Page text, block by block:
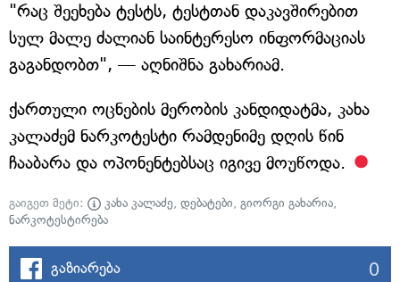
"რაც შეეხება ტესტს, ტესტთან დაკავშირებით
სულ მალე ძალიან საინტერესო ინფორმაციას
გაგანდობთ", — აღნიშნა გახარიამ.
ქართული ოცნების მერობის კანდიდატმა, კახა
კალაძემ ნარკოტესტი რამდენიმე დღის წინ
ჩააბარა და ოპონენტებსაც იგივე მოუწოდა.
გაიგეთ მეტი: კახა კალაძე, დებატები, გიორგი გახარია,
ნარკოტესტირება
გაზიარება 0